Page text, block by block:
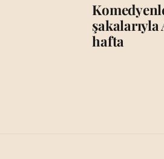
şakalarıyla
hafta